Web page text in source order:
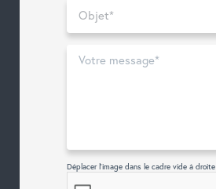
Déplacer l'image dans le cadre vide à droite